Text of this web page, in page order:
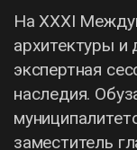
На XXXI
архитектуры и
экспертная
наследия.
заместитель